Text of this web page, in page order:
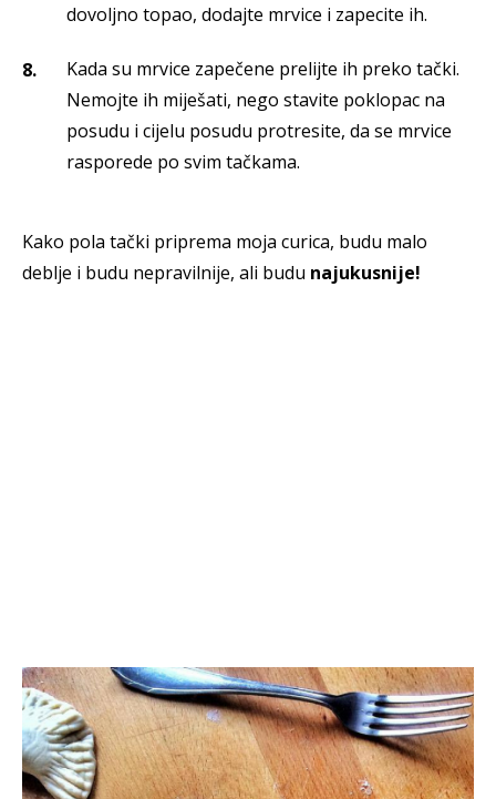
dovoljno topao, dodajte mrvice i zapecite ih.
Kada su mrvice zapečene prelijte ih preko tački.
Nemojte ih miješati, nego stavite poklopac na
posudu i cijelu posudu protresite, da se mrvice
rasporede po svim tačkama.
Kako pola tački priprema moja curica, budu malo
deblje i budu nepravilnije, ali budu najukusnije!